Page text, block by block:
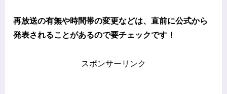
再放送の有無や時間帯の変更などは、直前に公式から
発表されることがあるので要チェックです！
スポンサーリンク